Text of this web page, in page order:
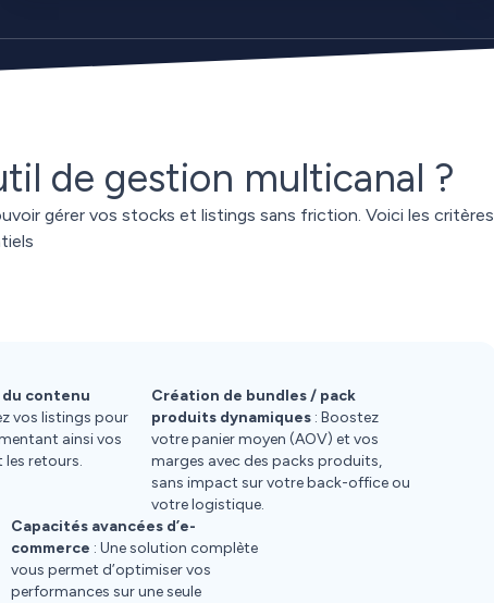
de gestion multicanal ?
gérer vos stocks et listings sans friction. Voici les critères
contenu
vos listings pour
ainsi vos
les retours.
Création de bundles / pack
produits dynamiques : Boostez
votre panier moyen (AOV) et vos
marges avec des packs produits,
sans impact sur votre back-office ou
votre logistique.
Capacités avancées d’e-
commerce : Une solution complète
vous permet d’optimiser vos
performances sur une seule